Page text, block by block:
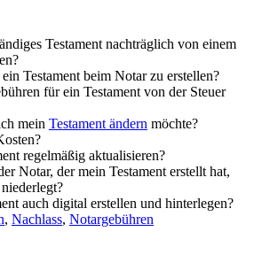
Testament nachträglich von einem
Testament beim Notar zu erstellen?
für ein Testament von der Steuer
mein Testament ändern möchte?
regelmäßig aktualisieren?
Notar, der mein Testament erstellt hat,
auch digital erstellen und hinterlegen?
, Nachlass, Notargebühren